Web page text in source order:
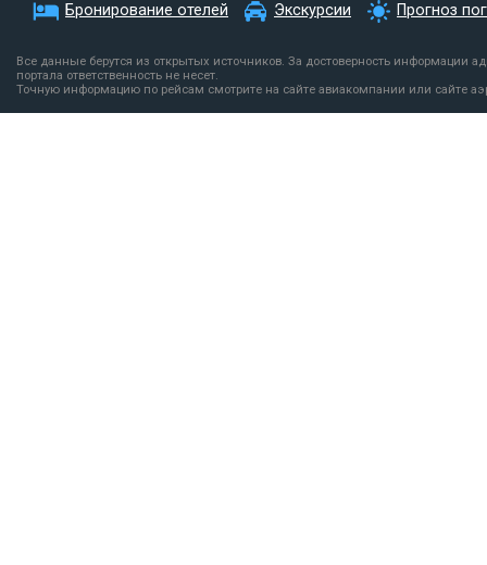
Бронирование отелей Экскурсии Прогноз
Все данные берутся из открытых источников. За достоверность информации
портала ответственность не несет.
Точную информацию по рейсам смотрите на сайте авиакомпании или сайте